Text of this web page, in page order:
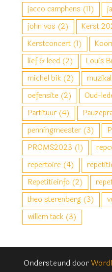
jacco camphens (11)
john vos (2) Kerst
Kerstconcert (1)
lief & leed (2) Louis
michel bik (2)
oefensite (2) Oud-
Partituur (4)
penningmeester (3)
PROMS2023 (1)
repertoire (4)
Repetitieinfo (2)
theo sterenberg (3)
willem tack (3)
Ondersteund door